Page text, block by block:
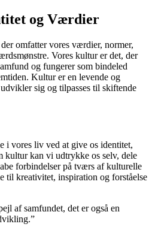
og Værdier
omfatter vores værdier, normer,
Vores kultur er det, der
og fungerer som bindeled
Kultur er en levende og
sig og tilpasses til skiftende
i vores liv ved at give os identitet,
kultur kan vi udtrykke os selv, dele
forbindelser på tværs af kulturelle
til kreativitet, inspiration og forståelse
af samfundet, det er også en